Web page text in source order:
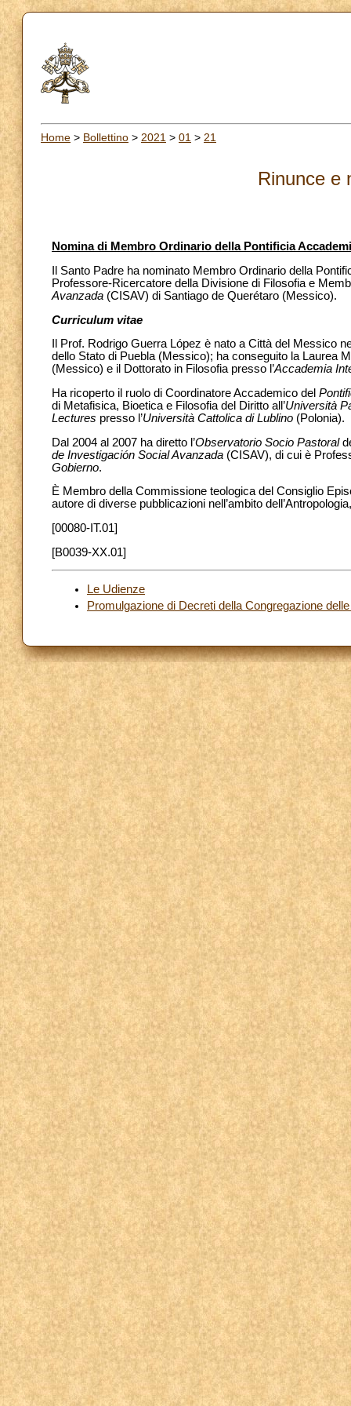
Home > Bollettino > 2021 > 01 > 21
Rinunce e
Nomina di Membro Ordinario della Pontificia
Il Santo Padre ha nominato Membro Ordinario della
Professore-Ricercatore della Divisione di Filosofia e
Avanzada (CISAV) di Santiago de Querétaro (Messico).
Curriculum vitae
Il Prof. Rodrigo Guerra López è nato a Città del Messico
dello Stato di Puebla (Messico); ha conseguito la Laurea
(Messico) e il Dottorato in Filosofia presso l’Accademia
Ha ricoperto il ruolo di Coordinatore Accademico del
di Metafisica, Bioetica e Filosofia del Diritto all’Università
Lectures presso l’Università Cattolica di Lublino (Polonia).
Dal 2004 al 2007 ha diretto l’Observatorio Socio Pastoral
de Investigación Social Avanzada (CISAV), di cui è
Gobierno.
È Membro della Commissione teologica del Consiglio
autore di diverse pubblicazioni nell’ambito
[00080-IT.01]
[B0039-XX.01]
Le Udienze
Promulgazione di Decreti della Congregazione